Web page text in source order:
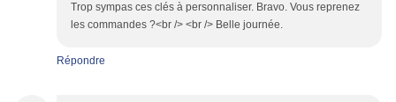
Trop sympas ces clés à personnaliser. Bravo. Vous reprenez
les commandes ?<br /> <br /> Belle journée.
Répondre